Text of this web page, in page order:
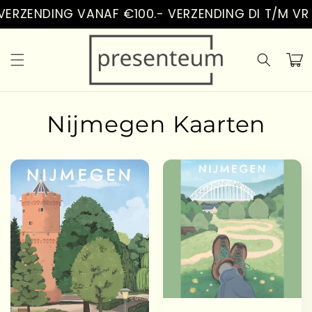
contenuti
VANAF €100.- VERZENDING DI T/M VR
Nijmegen Kaarten